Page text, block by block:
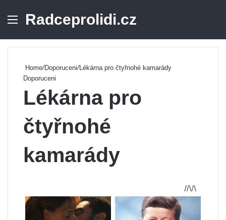
Menu
Radceprolidi.cz
Home/Doporuceni/Lékárna pro čtyřnohé kamarády
Doporuceni
Lékárna pro
čtyřnohé
kamarády